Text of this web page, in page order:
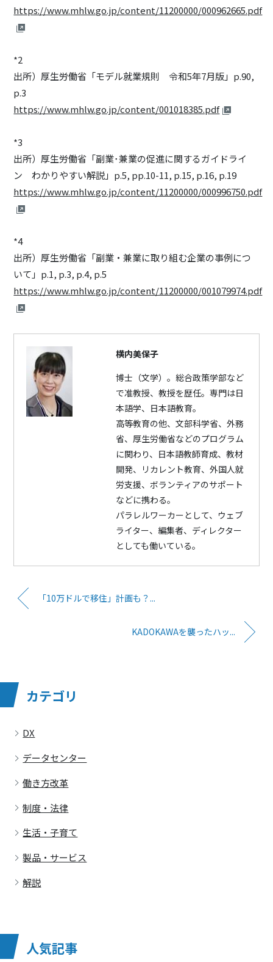
https://www.mhlw.go.jp/content/11200000/000962665.pdf
*2
出所）厚生労働省「モデル就業規則 令和5年7月版」p.90,
p.3
https://www.mhlw.go.jp/content/001018385.pdf
*3
出所）厚生労働省「副業･兼業の促進に関するガイドライ
ン わかりやすい解説」p.5, pp.10-11, p.15, p.16, p.19
https://www.mhlw.go.jp/content/11200000/000996750.pdf
*4
出所）厚生労働省「副業・兼業に取り組む企業の事例につ
いて」p.1, p.3, p.4, p.5
https://www.mhlw.go.jp/content/11200000/001079974.pdf
横内美保子
博士（文学）。総合政策学部など
で准教授、教授を歴任。専門は日
本語学、日本語教育。
高等教育の他、文部科学省、外務
省、厚生労働省などのプログラム
に関わり、日本語教師育成、教材
開発、リカレント教育、外国人就
労支援、ボランティアのサポート
などに携わる。
パラレルワーカーとして、ウェブ
ライター、編集者、ディレクター
としても働いている。
「10万ドルで移住」計画も？...
KADOKAWAを襲ったハッ...
カテゴリ
DX
データセンター
働き方改革
制度・法律
生活・子育て
製品・サービス
解説
人気記事